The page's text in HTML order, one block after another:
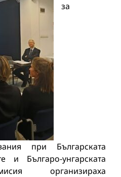
за
при Българската
и Българо-унгарската
организираха